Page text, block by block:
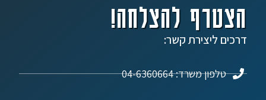
הצטרף להצלחה!
דרכים ליצירת קשר:
טלפון משרד: 04-6360664